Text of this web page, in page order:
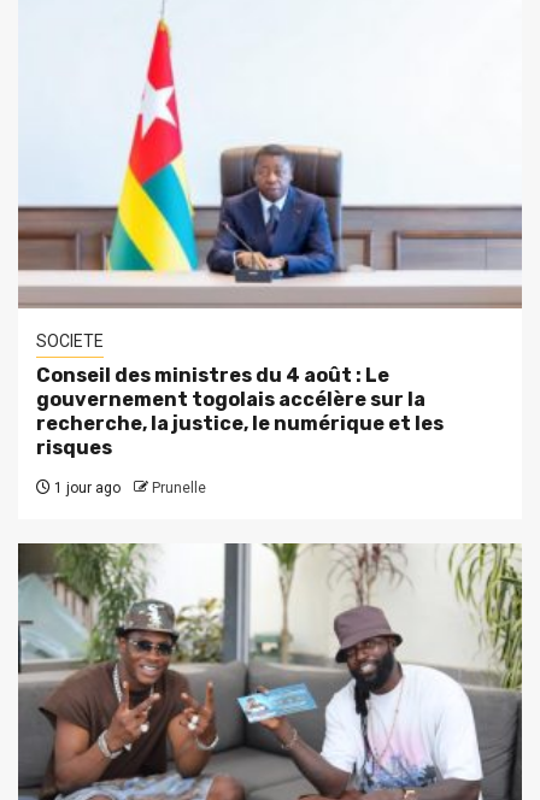
SOCIETE
Conseil des ministres du 4 août : Le
gouvernement togolais accélère sur la
recherche, la justice, le numérique et les
risques
1 jour ago Prunelle